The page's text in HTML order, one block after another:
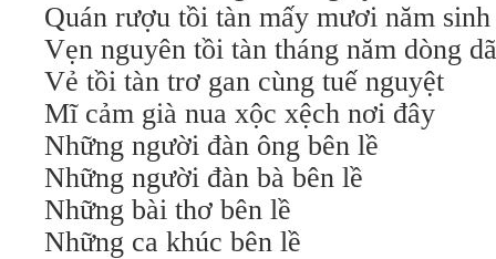
Quán rượu tồi tàn mấy mươi năm
Vẹn nguyên tồi tàn tháng năm dòng dã
Vẻ tồi tàn trơ gan cùng tuế nguyệt
Mĩ cảm già nua xộc xệch nơi đây
Những người đàn ông bên lề
Những người đàn bà bên lề
Những bài thơ bên lề
Những ca khúc bên lề